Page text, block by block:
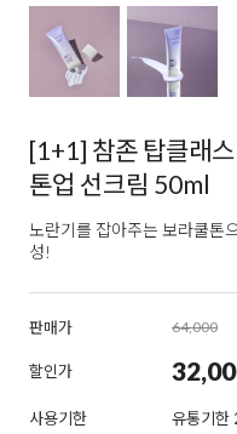
[1+1] 참존 탑클래
톤업 선크림 50ml
노란기를 잡아주는 보라쿨톤
성!
판매가 64,000
할인가
사용기한 유통기한